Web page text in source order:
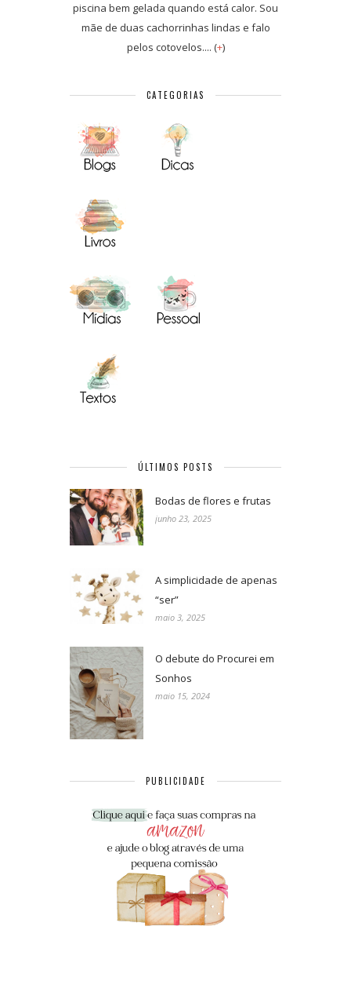
piscina bem gelada quando está calor. Sou
mãe de duas cachorrinhas lindas e falo
pelos cotovelos.... (+)
CATEGORIAS
ÚLTIMOS POSTS
Bodas de flores e frutas
junho 23, 2025
A simplicidade de apenas
“ser”
maio 3, 2025
O debute do Procurei em
Sonhos
maio 15, 2024
PUBLICIDADE